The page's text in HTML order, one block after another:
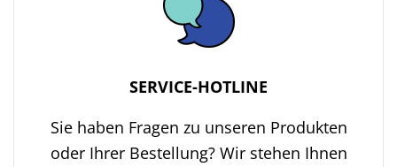
SERVICE-HOTLINE
Sie haben Fragen zu unseren Produkten
oder Ihrer Bestellung? Wir stehen Ihnen